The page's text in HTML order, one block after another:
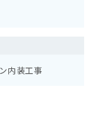
内装工事